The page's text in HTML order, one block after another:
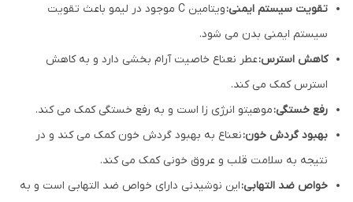
تقویت سیستم ایمنی:
ویتامین C موجود در لیمو باعث تقویت
سیستم ایمنی بدن می شود.
کاهش استرس:عطر نعناع خاصیت آرام بخشی دارد و به کاهش
استرس کمک می کند.
رفع خستگی:موهیتو انرژی زا است و به رفع خستگی کمک می کند.
بهبود گردش خون:نعناع به بهبود گردش خون کمک می کند و در
نتیجه به سلامت قلب و عروق خونی کمک می کند.
خواص ضد التهابی:این نوشیدنی دارای خواص ضد التهابی است و به